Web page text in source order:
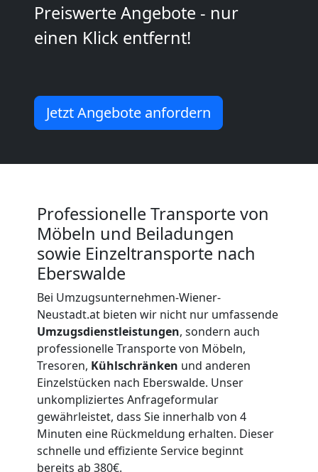
Preiswerte Angebote - nur
einen Klick entfernt!
Jetzt Angebote anfordern
Professionelle Transporte von
Möbeln und Beiladungen
sowie Einzeltransporte nach
Eberswalde
Bei Umzugsunternehmen-Wiener-
Neustadt.at bieten wir nicht nur umfassende
Umzugsdienstleistungen, sondern auch
professionelle Transporte von Möbeln,
Tresoren, Kühlschränken und anderen
Einzelstücken nach Eberswalde. Unser
unkompliziertes Anfrageformular
gewährleistet, dass Sie innerhalb von 4
Minuten eine Rückmeldung erhalten. Dieser
schnelle und effiziente Service beginnt
bereits ab 380€.
Umzug
Senioren
in
Neustadt
Fernumzug
Wiener
Neustadt
Firmenumzug
Wiener